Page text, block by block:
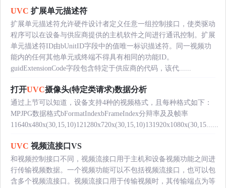
UVC 扩展单元描述符
扩展单元描述符允许硬件设计者定义任意一组控制接口，使类驱动
程序可以在设备与供应商提供的主机软件之间进行通讯控制。扩展
单元描述符ID由bUnitID字段中的值唯一标识描述符。同一视频功
能内的任何其他单元或终端不得具有相同的功能ID。
guidExtensionCode字段包含特定于供应商的代码，该代......
打开UVC摄像头(特定类请求)数据分析
通过上节可以知道，设备支持4种的视频格式，且每种格式如下：
MPJPG数据格式bFormatIndexbFrameIndex分辩率及及帧率
11640x480x(30,15,10)121280x720x(30,15,10)131920x1080x(30,15......
UVC 视频流接口VS
和视频控制接口不同，视频流接口用于主机和设备视频功能之间进
行传输视频数据。一个视频功能可以不包括视频流接口，也可以包
含多个视频流接口。视频流接口用于传输视频时，其传输端点为等